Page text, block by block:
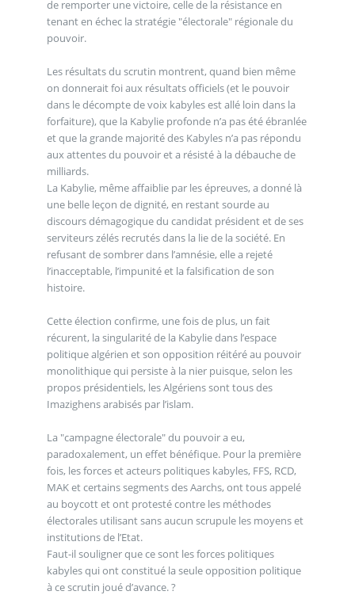
de remporter une victoire, celle de la résistance en
tenant en échec la stratégie "électorale" régionale du
pouvoir.
Les résultats du scrutin montrent, quand bien même
on donnerait foi aux résultats officiels (et le pouvoir
dans le décompte de voix kabyles est allé loin dans la
forfaiture), que la Kabylie profonde n’a pas été ébranlée
et que la grande majorité des Kabyles n’a pas répondu
aux attentes du pouvoir et a résisté à la débauche de
milliards.
La Kabylie, même affaiblie par les épreuves, a donné là
une belle leçon de dignité, en restant sourde au
discours démagogique du candidat président et de ses
serviteurs zélés recrutés dans la lie de la société. En
refusant de sombrer dans l’amnésie, elle a rejeté
l’inacceptable, l’impunité et la falsification de son
histoire.
Cette élection confirme, une fois de plus, un fait
récurent, la singularité de la Kabylie dans l’espace
politique algérien et son opposition réitéré au pouvoir
monolithique qui persiste à la nier puisque, selon les
propos présidentiels, les Algériens sont tous des
Imazighens arabisés par l’islam.
La "campagne électorale" du pouvoir a eu,
paradoxalement, un effet bénéfique. Pour la première
fois, les forces et acteurs politiques kabyles, FFS, RCD,
MAK et certains segments des Aarchs, ont tous appelé
au boycott et ont protesté contre les méthodes
électorales utilisant sans aucun scrupule les moyens et
institutions de l’Etat.
Faut-il souligner que ce sont les forces politiques
kabyles qui ont constitué la seule opposition politique
à ce scrutin joué d’avance. ?